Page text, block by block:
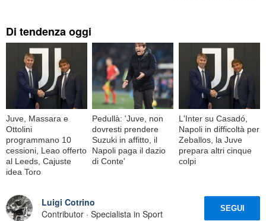
Di tendenza oggi
Juve, Massara e
Ottolini
programmano 10
cessioni, Leao offerto
al Leeds, Cajuste
idea Toro
Pedullà: 'Juve, non
dovresti prendere
Suzuki in affitto, il
Napoli paga il dazio
di Conte'
L'Inter su Casadó,
Napoli in difficoltà per
Zeballos, la Juve
prepara altri cinque
colpi
Luigi Cotrino
Contributor · Specialista in Sport
SEGUI